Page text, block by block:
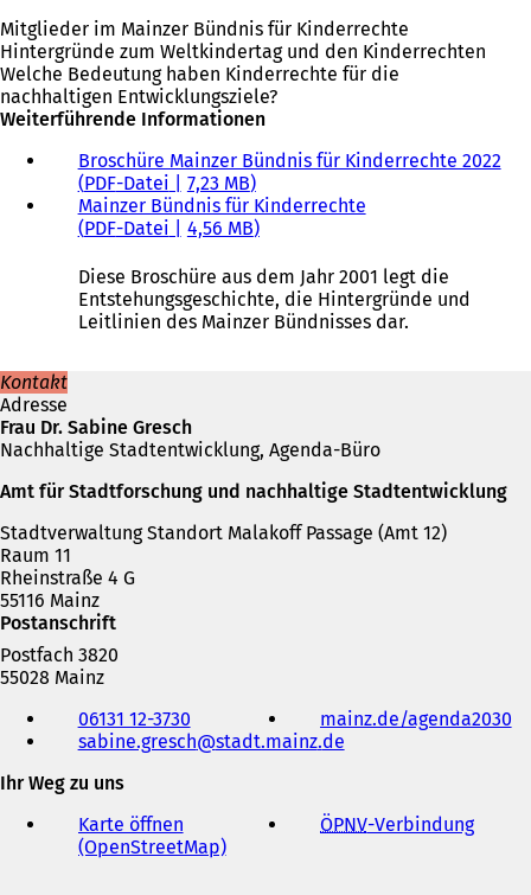
Mitglieder im Mainzer Bündnis für Kinderrechte
Hintergründe zum Weltkindertag und den Kinderrechten
Welche Bedeutung haben Kinderrechte für die
nachhaltigen Entwicklungsziele?
Weiterführende Informationen
Broschüre Mainzer Bündnis für Kinderrechte 2022
PDF-Datei
7,23 MB
Mainzer Bündnis für Kinderrechte
PDF-Datei 4,56 MB
Diese Broschüre aus dem Jahr 2001 legt die
Entstehungsgeschichte, die Hintergründe und
Leitlinien des Mainzer Bündnisses dar.
Kontakt
Adresse
Frau Dr. Sabine Gresch
Nachhaltige Stadtentwicklung, Agenda-Büro
Amt für Stadtforschung und nachhaltige Stadtentwicklung
Stadtverwaltung Standort Malakoff Passage (Amt 12)
Raum 11
Rheinstraße 4 G
55116 Mainz
Postanschrift
Postfach 3820
55028 Mainz
Fax
und
Mail-
06131 12-3730 mainz.de/agenda2030
sabine.gresch stadt.mainz de
Ihr Weg zu uns
Karte öffnen
(OpenStreetMap)(
ÖPNV-Verbindung(